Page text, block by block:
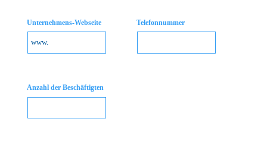
Unternehmens-Webseite Telefonnummer
Anzahl der Beschäftigten